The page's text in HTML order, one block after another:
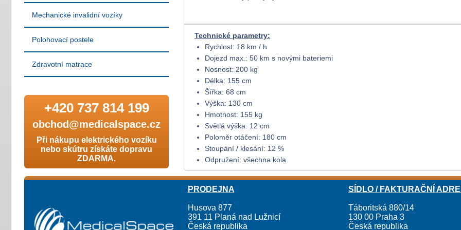
Mechanické invalidní vozíky
Polohovací postele
Zdravotní matrace
+420 737 814 199
obchod@medicalspace.cz
Při nákupu elektrického vozíku
nebo skútru získáte dopravu
ZDARMA.
Technické parametry:
Rychlost: 18 km / h
Dojezd max.: 50 km s novými bateriemi
Nosnost: 200 kg
Délka: 155 cm
Šířka: 68 cm
Výška: 130 cm
Hmotnost: 155 kg
Světlá výška: 12 cm
Poloměr otáčení: 180 cm
Stoupání / klesání: 12 %
Odpružení: všechna kola
PRODEJNA
Husova 877
391 11 Planá nad Lužnicí
Česká republika
SÍDLO / FAKTURAČNÍ
Táboritská 880/14
130 00 Praha 3
Česká republika